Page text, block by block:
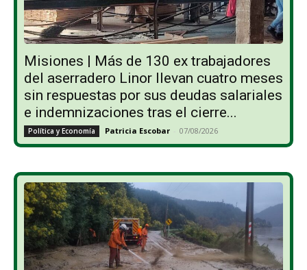
Misiones | Más de 130 ex trabajadores
del aserradero Linor llevan cuatro meses
sin respuestas por sus deudas salariales
e indemnizaciones tras el cierre...
Política y Economía Patricia Escobar - 07/08/2026